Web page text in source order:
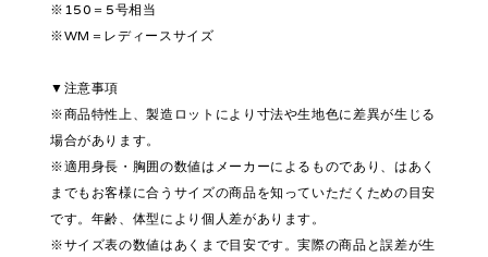
※150＝5号相当
※WM＝レディースサイズ
▼注意事項
※商品特性上、製造ロットにより寸法や生地色に差異が生じる
場合があります。
※適用身長・胸囲の数値はメーカーによるものであり、はあく
までもお客様に合うサイズの商品を知っていただくための目安
です。年齢、体型により個人差があります。
※サイズ表の数値はあくまで目安です。実際の商品と誤差が生